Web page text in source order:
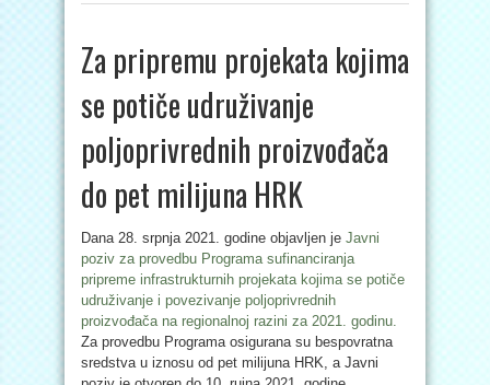
Za pripremu projekata kojima
se potiče udruživanje
poljoprivrednih proizvođača
do pet milijuna HRK
Dana 28. srpnja 2021. godine objavljen je Javni
poziv za provedbu Programa sufinanciranja
pripreme infrastrukturnih projekata kojima se potiče
udruživanje i povezivanje poljoprivrednih
proizvođača na regionalnoj razini za 2021. godinu.
Za provedbu Programa osigurana su bespovratna
sredstva u iznosu od pet milijuna HRK, a Javni